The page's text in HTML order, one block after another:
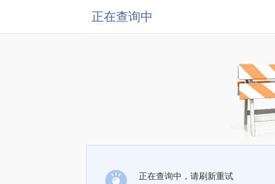
正在查询中
正在查询中，请刷新重试